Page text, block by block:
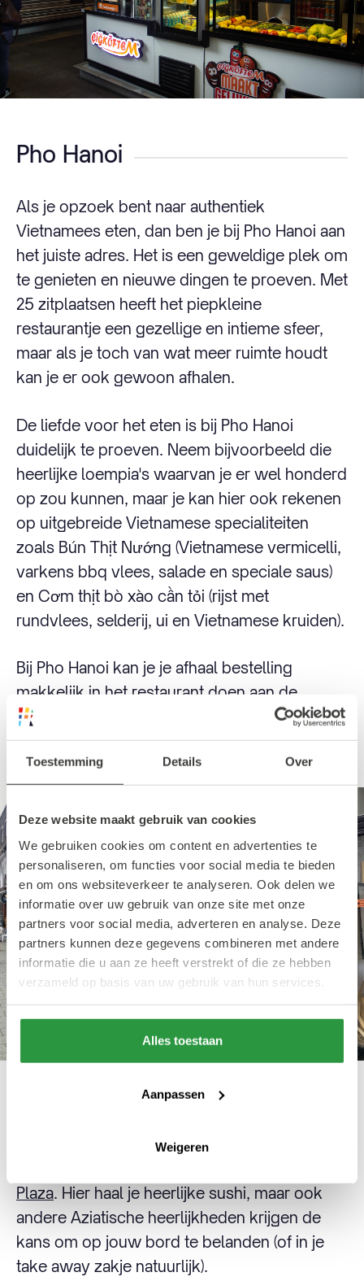
Toestemming Details Over
Deze website maakt gebruik van cookies
We gebruiken cookies om content en advertenties te
personaliseren, om functies voor social media te bieden
en om ons websiteverkeer te analyseren. Ook delen we
informatie over uw gebruik van onze site met onze
partners voor social media, adverteren en analyse. Deze
partners kunnen deze gegevens combineren met andere
informatie die u aan ze heeft verstrekt of die ze hebben
verzameld op basis van uw gebruik van hun services.
Alles toestaan
Aanpassen
Weigeren
Pho Hanoi
Als je opzoek bent naar authentiek
Vietnamees eten, dan ben je bij Pho Hanoi aan
het juiste adres. Het is een geweldige plek om
te genieten en nieuwe dingen te proeven. Met
25 zitplaatsen heeft het piepkleine
restaurantje een gezellige en intieme sfeer,
maar als je toch van wat meer ruimte houdt
kan je er ook gewoon afhalen.
De liefde voor het eten is bij Pho Hanoi
duidelijk te proeven. Neem bijvoorbeeld die
heerlijke loempia's waarvan je er wel honderd
op zou kunnen, maar je kan hier ook rekenen
op uitgebreide Vietnamese specialiteiten
zoals Bún Thịt Nướng (Vietnamese vermicelli,
varkens bbq vlees, salade en speciale saus)
en Cơm thịt bò xào cần tỏi (rijst met
rundvlees, selderij, ui en Vietnamese kruiden).
Bij Pho Hanoi kan je je afhaal bestelling
makkelijk in het restaurant doen aan de
Pannekoekstraat vlakbij de Meent en de
Markthal.
Plaza. Hier haal je heerlijke sushi, maar ook
andere Aziatische heerlijkheden krijgen de
kans om op jouw bord te belanden (of in je
take away zakje natuurlijk).